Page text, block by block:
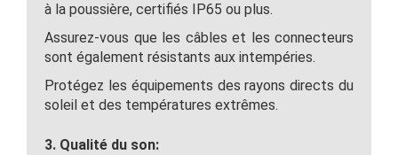
à la poussière, certifiés IP65 ou plus.
Assurez-vous que les câbles et les connecteurs
sont également résistants aux intempéries.
Protégez les équipements des rayons directs du
soleil et des températures extrêmes.
3. Qualité du son: